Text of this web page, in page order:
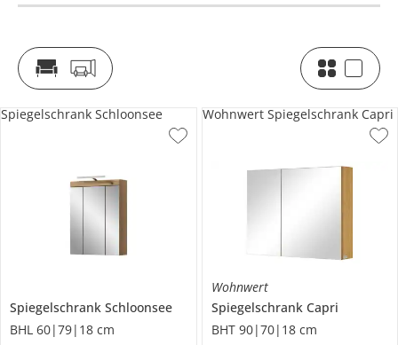
Spiegelschrank Schloonsee
BHL 60|79|18 cm
Spiegelschrank Schloonsee
Wohnwert
Spiegelschrank Capri
BHT 90|70|18 cm
Wohnwert Spiegelschrank Capri